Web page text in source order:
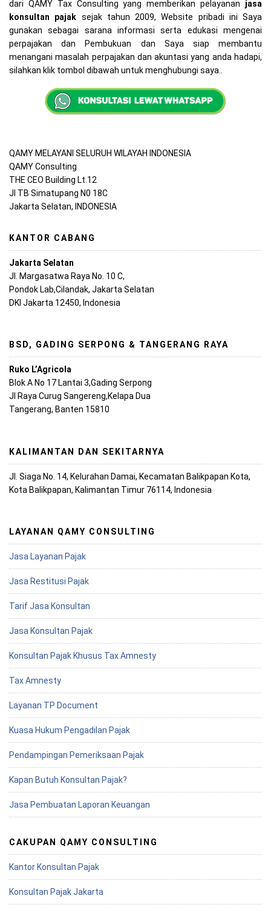
dari QAMY Tax Consulting yang memberikan pelayanan jasa
konsultan pajak sejak tahun 2009, Website pribadi ini Saya
gunakan sebagai sarana informasi serta edukasi mengenai
perpajakan dan Pembukuan dan Saya siap membantu
menangani masalah perpajakan dan akuntasi yang anda hadapi,
silahkan klik tombol dibawah untuk menghubungi saya..
QAMY MELAYANI SELURUH WILAYAH INDONESIA
QAMY Consulting
THE CEO Building Lt.12
Jl TB Simatupang N0 18C
Jakarta Selatan, INDONESIA
KANTOR CABANG
Jakarta Selatan
Jl. Margasatwa Raya No. 10 C,
Pondok Lab,Cilandak, Jakarta Selatan
DKI Jakarta 12450, Indonesia
BSD, GADING SERPONG & TANGERANG RAYA
Ruko L’Agricola
Blok A No 17 Lantai 3,Gading Serpong
Jl Raya Curug Sangereng,Kelapa Dua
Tangerang, Banten 15810
KALIMANTAN DAN SEKITARNYA
Jl. Siaga No. 14, Kelurahan Damai, Kecamatan Balikpapan Kota,
Kota Balikpapan, Kalimantan Timur 76114, Indonesia
LAYANAN QAMY CONSULTING
Jasa Layanan Pajak
Jasa Restitusi Pajak
Tarif Jasa Konsultan
Jasa Konsultan Pajak
Konsultan Pajak Khusus Tax Amnesty
Tax Amnesty
Layanan TP Document
Kuasa Hukum Pengadilan Pajak
Pendampingan Pemeriksaan Pajak
Kapan Butuh Konsultan Pajak?
Jasa Pembuatan Laporan Keuangan
CAKUPAN QAMY CONSULTING
Kantor Konsultan Pajak
Konsultan Pajak Jakarta